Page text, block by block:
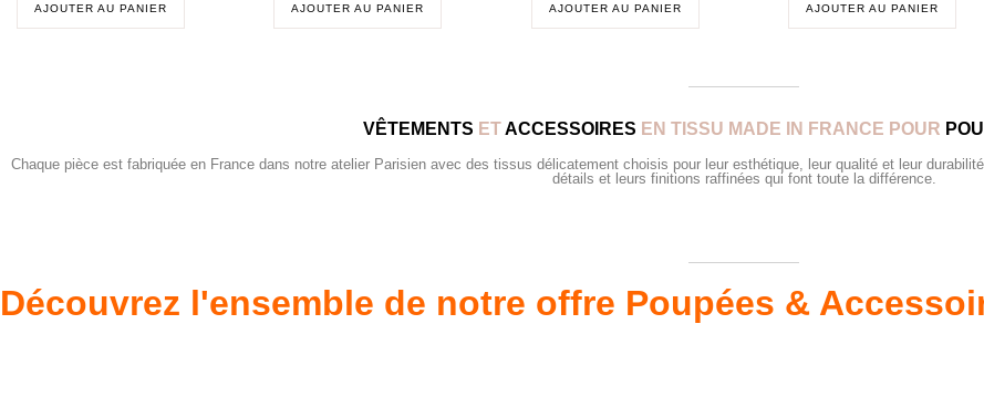
AJOUTER AU PANIER AJOUTER AU PANIER AJOUTER AU PANIER AJOUTER AU PANIER
VÊTEMENTS ETACCESSOIRES EN TISSU MADE IN FRANCE POUR
Chaque pièce est fabriquée en France dans notre atelier Parisien avec des tissus délicatement choisis pour leur esthétique, leur qualité et leur
détails et leurs finitions raffinées qui font toute la différence.
Découvrez l'ensemble de notre offre Poupées &